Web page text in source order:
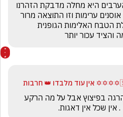
והציד עכור יותר
עם הנצח 🇸🇨🇺🇲🇮🇱✡️✡️✡️✡️ אין עוד מלבדו 👑 חרבות
אין שכל אין דאגות.